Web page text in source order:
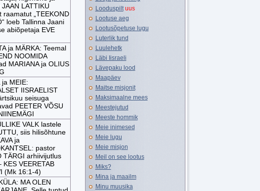
LATTIKU
raamatut „TEEKOND
loeb Tallinna Jaani
abiõpetaja EVE
ja MÄRKA: Teemal
NOOMIDA
MARIANA ja OLIUS
ja MEIE:
IISRAELIST
seisuga
PEETER VÕSU
VALK lastele
siis hilisõhtune
ja
pastor
TÄRGI arhiivijutlus
KES VEERETAB
(Mk 16:1-4)
MA OLEN
Looduspilt uus
Lootuse aeg
Lootusõpetuse lugu
Luterlik tund
Luulehetk
Läbi Iisraeli
Lävepaku lood
Maapäev
Maitse misjonit
Maksimaalne mees
Meestejutud
Meeste hommik
Meie inimesed
Meie lugu
Meie misjon
Meil on see lootus
Miks?
Mina ja maailm
Minu muusika